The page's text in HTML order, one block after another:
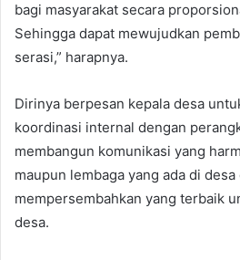
bagi masyarakat secara
Sehingga dapat mewujudkan
serasi,” harapnya.
Dirinya berpesan kepala desa
koordinasi internal dengan
membangun komunikasi yang
maupun lembaga yang ada di desa
mempersembahkan yang terbaik
desa.